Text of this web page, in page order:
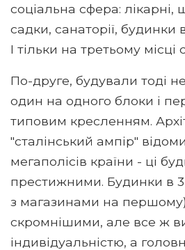
соціальна сфера: лікарні,
садки, санаторії, будинки
І тільки на третьому
По-друге, будували тоді
один на одного блоки і
типовим кресленням.
"сталінський ампір"
мегаполісів країни - ці
престижними. Будинки в
з магазинами на
скромнішими, але все ж
індивідуальністю, а